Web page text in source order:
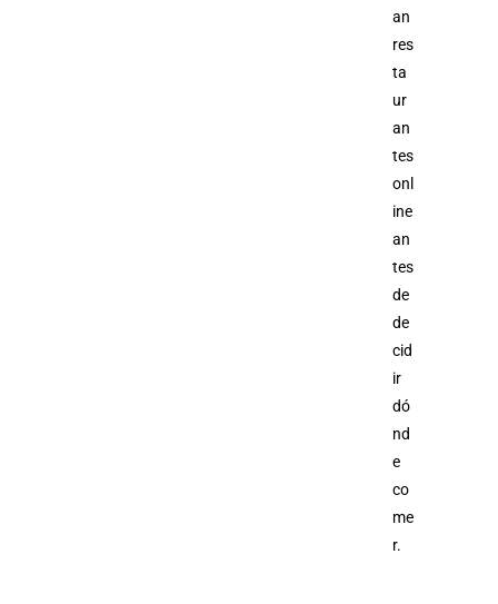
an
res
ta
ur
an
tes
onl
ine
an
tes
de
de
cid
ir
dó
nd
e
co
me
r.